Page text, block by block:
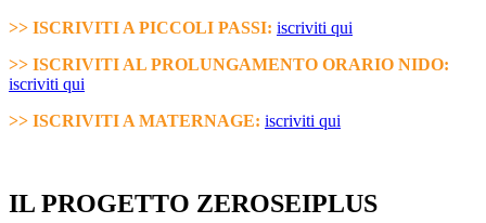
>> ISCRIVITI A PICCOLI PASSI: iscriviti qui
>> ISCRIVITI AL PROLUNGAMENTO ORARIO NIDO:
iscriviti qui
>> ISCRIVITI A MATERNAGE: iscriviti qui
IL PROGETTO ZEROSEIPLUS